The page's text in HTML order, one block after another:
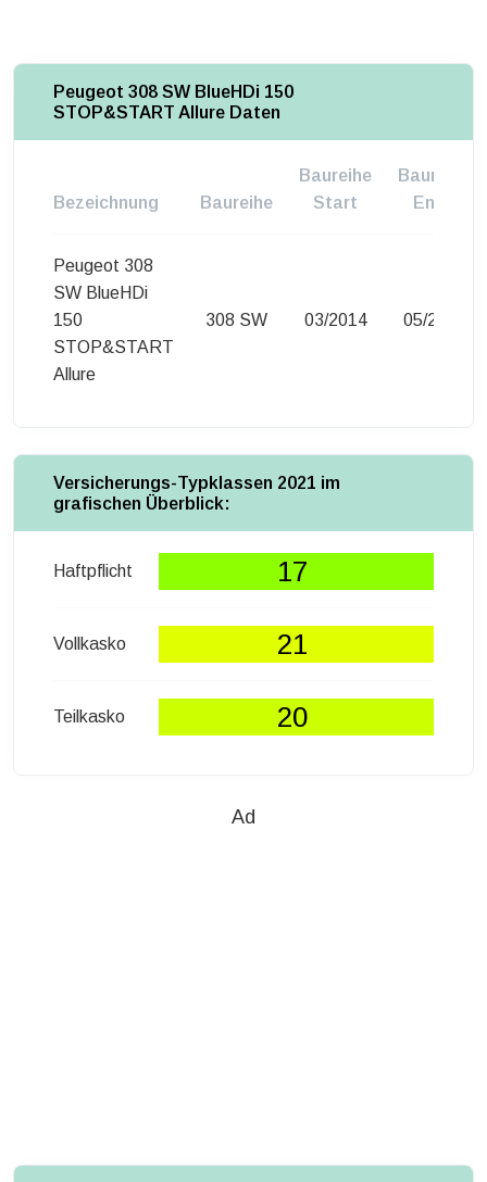
Peugeot 308 SW BlueHDi 150
STOP&START Allure Daten
Bezeichnung Baureihe
Baureihe
Start
Baureihe
Ende
Peugeot 308
SW BlueHDi
150
STOP&START
Allure
308 SW 03/2014 05/2017
Versicherungs-Typklassen 2021 im
grafischen Überblick:
Haftpflicht 17
Vollkasko 21
Teilkasko 20
Ad